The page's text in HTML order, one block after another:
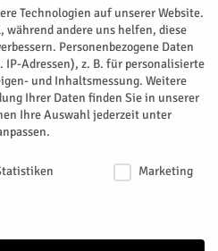
in eine
die Polizei.
Technologien auf unserer Website.
während andere uns helfen, diese
Personenbezogene Daten
IP-Adressen), z. B. für personalisierte
und Inhaltsmessung. Weitere
Ihrer Daten finden Sie in unserer
Ihre Auswahl jederzeit unter
Marketing